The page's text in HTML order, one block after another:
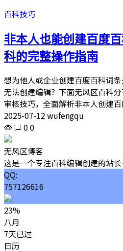
百科技巧
非本人也能创建百度
科的完整操作指南
想为他人或企业创建百度百科词
无法创建编辑？下面无风区百科
审核技巧，全面解析非本人创建
2025-07-12 wufengqu
00
无风区博客
这是一个专注百科编辑创建的站长
QQ:
757126616
23%
八月
7天已过
日历